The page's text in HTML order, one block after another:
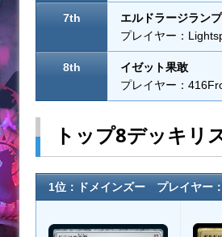
7th
エルドラージランプ
プレイヤー：
8th
イゼット果敢
プレイヤー：
トップ8デッキリ
1位：ドメインズー プレイヤー